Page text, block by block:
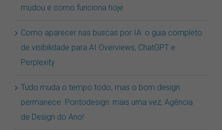
mudou e como funciona hoje
Como aparecer nas buscas por IA: o guia completo
de visibilidade para AI Overviews, ChatGPT e
Perplexity
Tudo muda o tempo todo, mas o bom design
permanece. Pontodesign: mais uma vez, Agência
de Design do Ano!